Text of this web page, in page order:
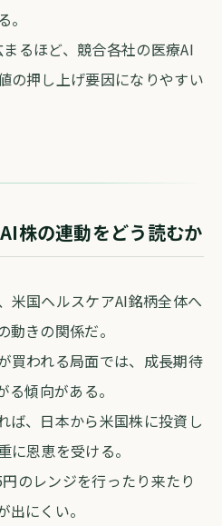
るほど、競合各社の医療AI
の押し上げ要因になりやすい
株の連動をどう読むか
米国ヘルスケアAI銘柄全体へ
きの関係だ。
買われる局面では、成長期待
傾向がある。
ば、日本から米国株に投資し
に恩恵を受ける。
のレンジを行ったり来たり
にくい。